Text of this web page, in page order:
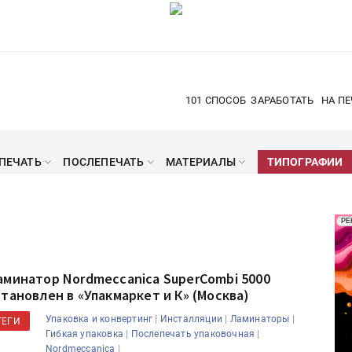
101 СПОСОБ ЗАРАБОТАТЬ НА
ПОСЛЕПЕЧАТЬ МАТЕРИАЛЫ ТИПОГРАФИИ
Nordmeccanica SuperCombi 5000
в «Упакмаркет и К» (Москва)
Упаковка и конвертинг | Инсталляции | Ламинаторы |
Гибкая упаковка | Послепечать упаковочная |
Nordmeccanica |